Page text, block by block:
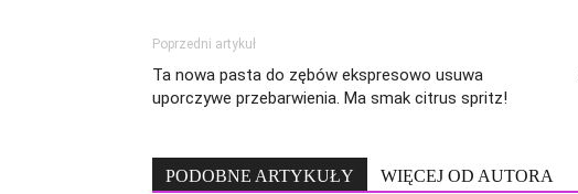
Poprzedni artykuł
Ta nowa pasta do zębów ekspresowo usuwa
uporczywe przebarwienia. Ma smak citrus spritz!
PODOBNE ARTYKUŁY WIĘCEJ OD AUTORA